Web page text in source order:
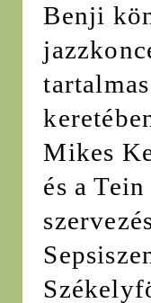
Benji
Mikes
és a Tein